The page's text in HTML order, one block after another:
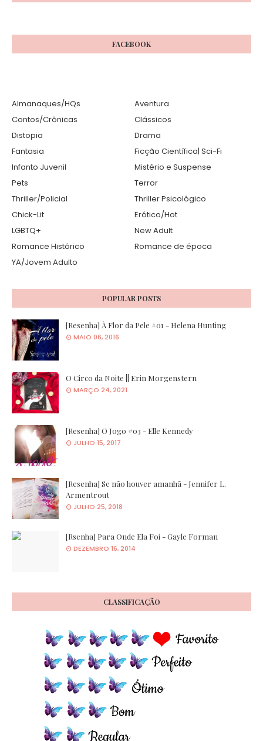
FACEBOOK
Almanaques/HQs
Aventura
Contos/Crônicas
Clássicos
Distopia
Drama
Fantasia
Ficção Científica| Sci-Fi
Infanto Juvenil
Mistério e Suspense
Pets
Terror
Thriller/Policial
Thriller Psicológico
Chick-Lit
Erótico/Hot
LGBTQ+
New Adult
Romance Histórico
Romance de época
YA/Jovem Adulto
POPULAR POSTS
[Resenha] À Flor da Pele #01 - Helena Hunting
MAIO 06, 2016
O Circo da Noite || Erin Morgenstern
MARÇO 24, 2021
[Resenha] O Jogo #03 - Elle Kennedy
JULHO 15, 2017
[Resenha] Se não houver amanhã - Jennifer L.
Armentrout
JULHO 25, 2018
[Rsenha] Para Onde Ela Foi - Gayle Forman
DEZEMBRO 16, 2014
CLASSIFICAÇÃO